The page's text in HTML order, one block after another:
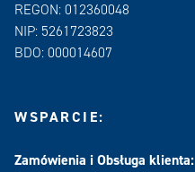
REGON: 012360048
NIP: 5261723823
BDO: 000014607
WSPARCIE:
Zamówienia i Obsługa klienta: